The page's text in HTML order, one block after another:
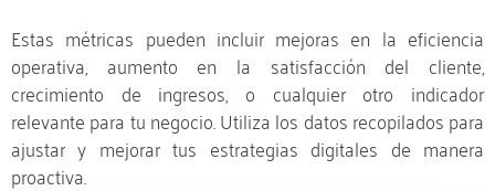
Estas métricas pueden incluir mejoras en la eficiencia
operativa, aumento en la satisfacción del cliente,
crecimiento de ingresos, o cualquier otro indicador
relevante para tu negocio. Utiliza los datos recopilados para
ajustar y mejorar tus estrategias digitales de manera
proactiva.